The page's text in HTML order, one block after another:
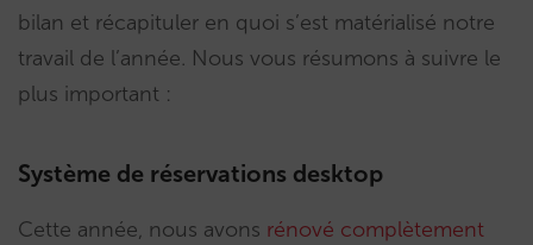
bilan et récapituler en quoi s’est matérialisé notre
travail de l’année. Nous vous résumons à suivre le
plus important :
Système de réservations desktop
Cette année, nous avons rénové complètement